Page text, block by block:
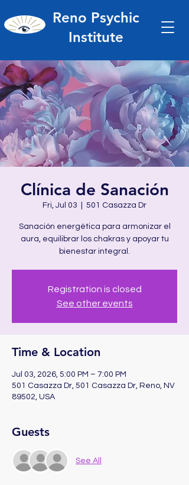
Reno Psychic
Institute
Clínica de Sanación
Fri, Jul 03 501 Casazza Dr
Sanación energética para armonizar el
aura, equilibrar los chakras y apoyar tu
bienestar integral.
Registration is closed
See other events
Time & Location
Jul 03, 2026, 5:00 PM – 7:00 PM
501 Casazza Dr, 501 Casazza Dr, Reno, NV
89502, USA
Guests
See All